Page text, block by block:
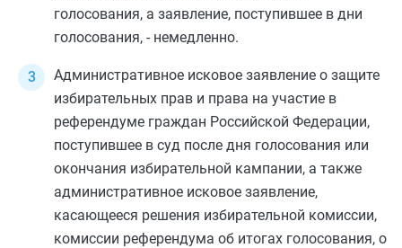
голосования, а заявление, поступившее в дни
голосования, - немедленно.
Административное исковое заявление о защите
избирательных прав и права на участие в
референдуме граждан Российской Федерации,
поступившее в суд после дня голосования или
окончания избирательной кампании, а также
административное исковое заявление,
касающееся решения избирательной комиссии,
комиссии референдума об итогах голосования, о